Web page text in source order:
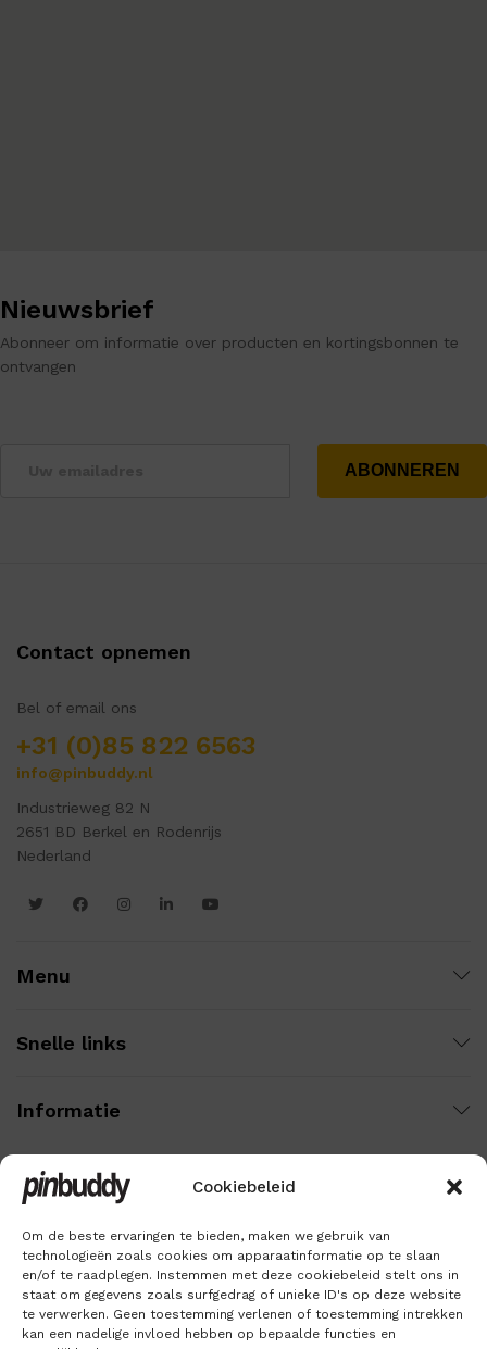
Cookiebeleid
Om de beste ervaringen te bieden, maken we gebruik van
technologieën zoals cookies om apparaatinformatie op te slaan
en/of te raadplegen. Instemmen met deze cookiebeleid stelt ons in
staat om gegevens zoals surfgedrag of unieke ID's op deze website
te verwerken. Geen toestemming verlenen of toestemming intrekken
kan een nadelige invloed hebben op bepaalde functies en
Nieuwsbrief
Abonneer om informatie over producten en kortingsbonnen te
ontvangen
Contact opnemen
Bel of email ons
+31 (0)85 822 6563
info@pinbuddy.nl
Industrieweg 82 N
2651 BD Berkel en Rodenrijs
Nederland
Menu
Snelle links
Informatie